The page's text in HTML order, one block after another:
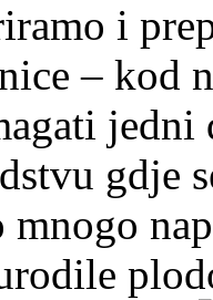
i
– kod
gdje
mnogo